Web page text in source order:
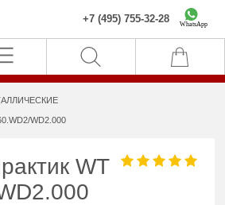
+7 (495) 755-32-28 WhatsApp
WD2.000
WT